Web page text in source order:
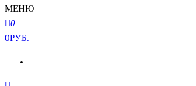
МЕНЮ
0
0РУБ.